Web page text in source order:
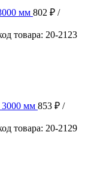
мм 802 ₽ /
товара: 20-2123
мм 853 ₽ /
товара: 20-2129